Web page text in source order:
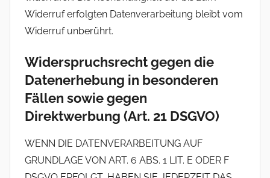
Widerruf erfolgten Datenverarbeitung bleibt vom
Widerruf unberührt.
Widerspruchsrecht gegen die
Datenerhebung in besonderen
Fällen sowie gegen
Direktwerbung (Art. 21 DSGVO)
WENN DIE DATENVERARBEITUNG AUF
GRUNDLAGE VON ART. 6 ABS. 1 LIT. E ODER F